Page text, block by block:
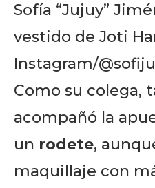
Sofía “Jujuy”
vestido de Joti
Instagram/
Como su colega,
acompañó la
un rodete,
maquillaje con